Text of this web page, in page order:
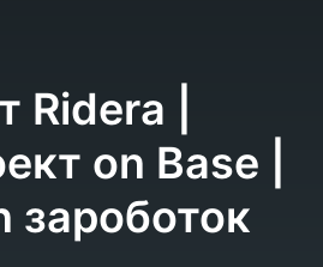
Ridera |
on Base |
зароботок